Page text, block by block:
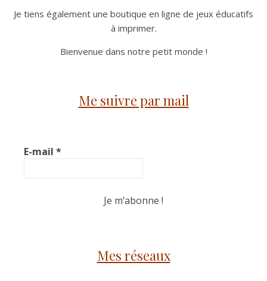
Je tiens également une boutique en ligne de jeux éducatifs
à imprimer.
Bienvenue dans notre petit monde !
Me suivre par mail
E-mail *
Mes réseaux